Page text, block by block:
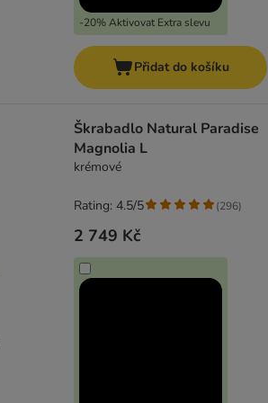
-20% Aktivovat Extra slevu
Přidat do košíku
Škrabadlo Natural Paradise
Magnolia L
krémové
2 749 Kč
Rating: 4.5/5 (296)